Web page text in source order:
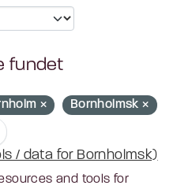
fundet
Bornholmsk
/ data for Bornholmsk)
and tools for